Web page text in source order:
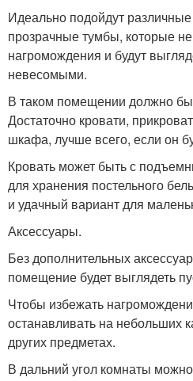
Идеально подойдут
прозрачные тумбы, которые
нагромождения и будут
невесомыми.
В таком помещении должно
Достаточно кровати,
шкафа, лучше всего, если он
Кровать может быть с
для хранения постельного
и удачный вариант для
Аксессуары.
Без дополнительных
помещение будет выглядеть
Чтобы избежать
останавливать на небольших
других предметах.
В дальний угол комнаты